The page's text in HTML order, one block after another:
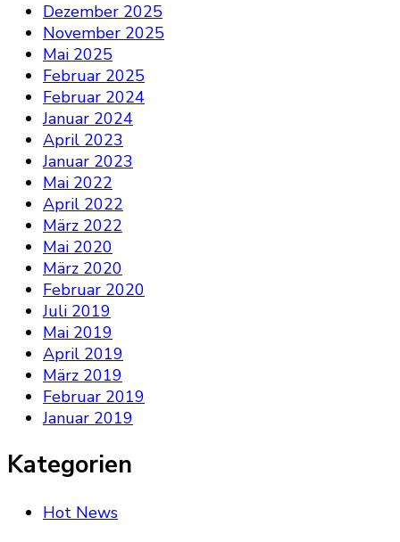
Dezember 2025
November 2025
Mai 2025
Februar 2025
Februar 2024
Januar 2024
April 2023
Januar 2023
Mai 2022
April 2022
März 2022
Mai 2020
März 2020
Februar 2020
Juli 2019
Mai 2019
April 2019
März 2019
Februar 2019
Januar 2019
Kategorien
Hot News